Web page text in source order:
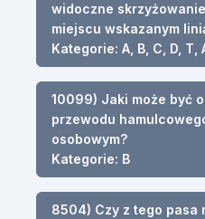
widoczne
miejscu wskazanym
Kategorie: A, B, C, D, T,
10099) Jaki może być
przewodu
osobowym?
Kategorie: B
8504) Czy z tego pasa